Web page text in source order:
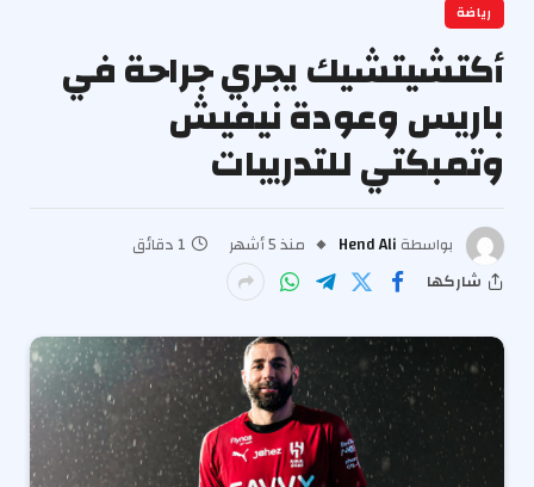
رياضة
أكتشيتشيك يجري جراحة في
باريس وعودة نيفيش
وتمبكتي للتدريبات
بواسطة Hend Ali منذ 5 أشهر
1 دقائق
شاركها